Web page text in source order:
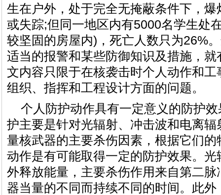
生在户外，处于完全无掩蔽条件下，
或失踪;但同一地区内有5000名学生处
较坚固的房屋内)，死亡人数只为26%
适当的报警和某些防御知识及措施，
文内容只限于在核袭击时个人动作和
组织、指挥和工程设计方面的问题。
个人防护动作具有一定意义的防护
护主要是针对光辐射、冲击波和电离
量核武器的主要杀伤因素，根据它们
动作是有可能取得一定的防护效果。
外释放能量，主要杀伤作用来自第二
器当量的不同而持续不同的时间。此